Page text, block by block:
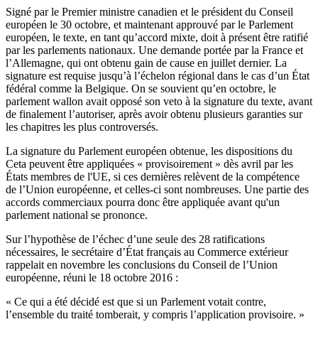
Signé par le Premier ministre canadien et le président du Conseil
européen le 30 octobre, et maintenant approuvé par le Parlement
européen, le texte, en tant qu’accord mixte, doit à présent être ratifié
par les parlements nationaux. Une demande portée par la France et
l’Allemagne, qui ont obtenu gain de cause en juillet dernier. La
signature est requise jusqu’à l’échelon régional dans le cas d’un État
fédéral comme la Belgique. On se souvient qu’en octobre, le
parlement wallon avait opposé son veto à la signature du texte, avant
de finalement l’autoriser, après avoir obtenu plusieurs garanties sur
les chapitres les plus controversés.
La signature du Parlement européen obtenue, les dispositions du
Ceta peuvent être appliquées « provisoirement » dès avril par les
États membres de l'UE, si ces dernières relèvent de la compétence
de l’Union européenne, et celles-ci sont nombreuses. Une partie des
accords commerciaux pourra donc être appliquée avant qu'un
parlement national se prononce.
Sur l’hypothèse de l’échec d’une seule des 28 ratifications
nécessaires, le secrétaire d’État français au Commerce extérieur
rappelait en novembre les conclusions du Conseil de l’Union
européenne, réuni le 18 octobre 2016 :
« Ce qui a été décidé est que si un Parlement votait contre,
l’ensemble du traité tomberait, y compris l’application provisoire. »